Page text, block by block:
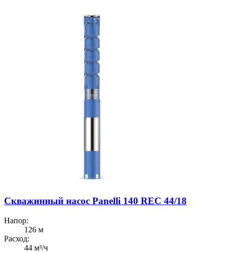
Скважинный насос Panelli 140 REC 44/18
Напор:
126 м
Расход:
44 м³/ч